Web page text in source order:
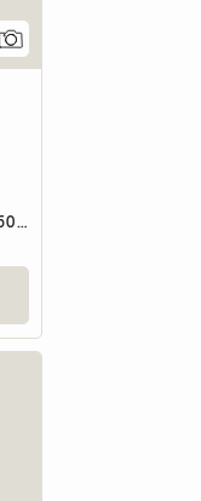
Logement entier | Mouguerre (64990) | 150 M2